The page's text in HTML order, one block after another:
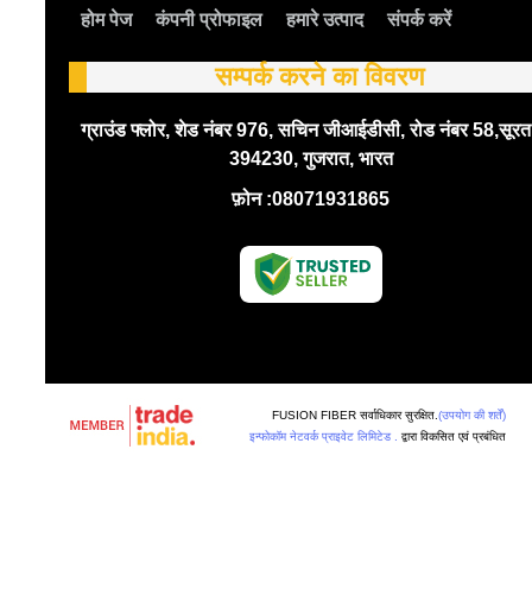
होम पेज कंपनी प्रोफाइल हमारे उत्पाद संपर्क करें
सम्पर्क करने का विवरण
ग्राउंड फ्लोर, शेड नंबर 976, सचिन जीआईडीसी, रोड नंबर
394230, गुजरात, भारत
फ़ोन :08071931865
FUSION FIBER सर्वाधिकार सुरक्षित. (उपयोग की शर्तें)
इन्फोकॉम नेटवर्क प्राइवेट लिमिटेड .
द्वारा विकसित एवं प्रबंधित